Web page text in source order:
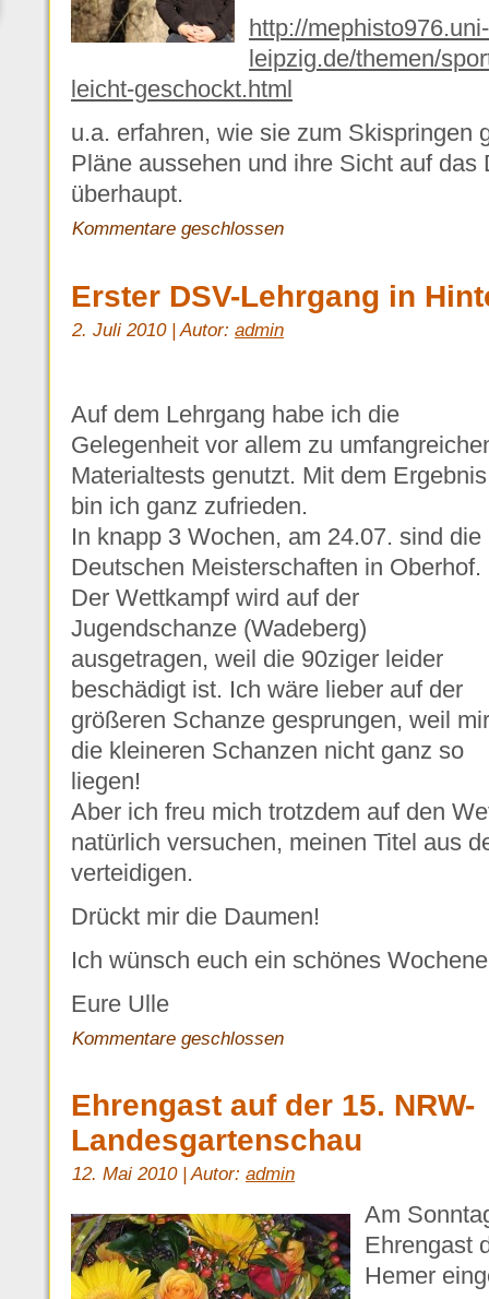
http://mephisto976.uni-
leipzig.de/themen/
leicht-geschockt.html
u.a. erfahren, wie sie zum Skispringen
Pläne aussehen und ihre Sicht auf das
überhaupt.
Kommentare geschlossen
Erster DSV-Lehrgang in
2. Juli 2010 | Autor: admin
Auf dem Lehrgang habe ich die
Gelegenheit vor allem zu
Materialtests genutzt. Mit dem Ergebnis
bin ich ganz zufrieden.
In knapp 3 Wochen, am 24.07. sind die
Deutschen Meisterschaften in Oberhof.
Der Wettkampf wird auf der
Jugendschanze (Wadeberg)
ausgetragen, weil die 90ziger leider
beschädigt ist. Ich wäre lieber auf der
größeren Schanze gesprungen, weil mir
die kleineren Schanzen nicht ganz so
liegen!
Aber ich freu mich trotzdem auf den
natürlich versuchen, meinen Titel aus
verteidigen.
Drückt mir die Daumen!
Ich wünsch euch ein schönes
Eure Ulle
Kommentare geschlossen
Ehrengast auf der 15. NRW-
Landesgartenschau
12. Mai 2010 | Autor: admin
Am
Ehrengast
Hemer